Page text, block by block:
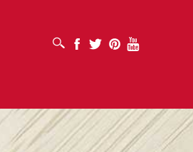
OUVRIR LA BOÎTE DE RECHERCHE
Facebook
Twitter PinterestYoutube